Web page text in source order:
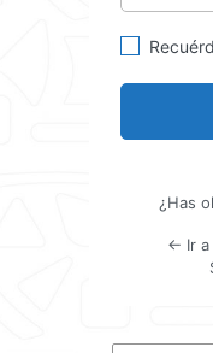
¿Has
← Ir a